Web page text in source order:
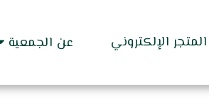
المتجر الإلكتروني عن الجمعية